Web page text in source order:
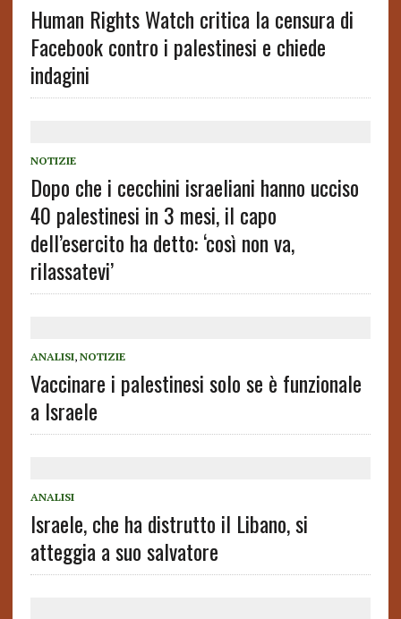
Human Rights Watch critica la censura di
Facebook contro i palestinesi e chiede
indagini
NOTIZIE
Dopo che i cecchini israeliani hanno ucciso
40 palestinesi in 3 mesi, il capo
dell’esercito ha detto: ‘così non va,
rilassatevi’
ANALISI, NOTIZIE
Vaccinare i palestinesi solo se è funzionale
a Israele
ANALISI
Israele, che ha distrutto il Libano, si
atteggia a suo salvatore